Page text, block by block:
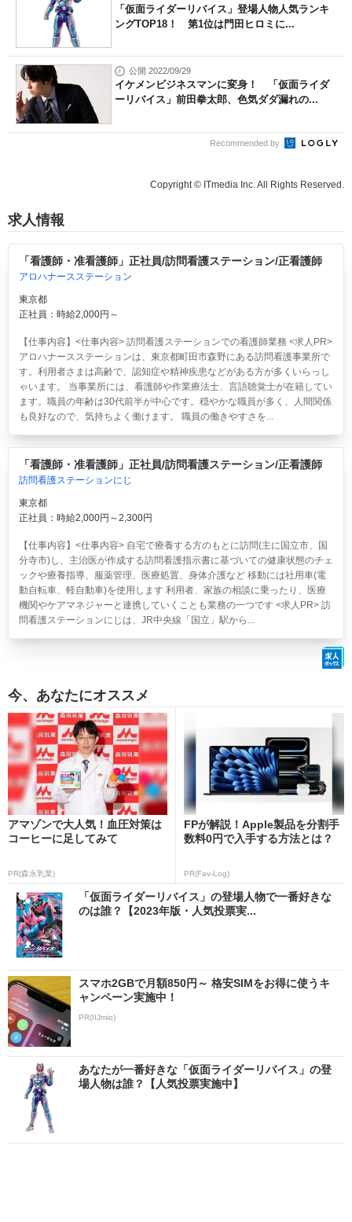
「仮面ライダーリバイス」登場人物人気ランキ
ングTOP18！ 第1位は門田ヒロミに...
公開 2022/09/29
イケメンビジネスマンに変身！ 「仮面ライダ
ーリバイス」前田拳太郎、色気ダダ漏れの...
Recommended by
Copyright © ITmedia Inc. All Rights Reserved.
求人情報
「看護師・准看護師」正社員/訪問看護ステーション/正看護師
アロハナースステーション
東京都
正社員：時給2,000円～
【仕事内容】<仕事内容> 訪問看護ステーションでの看護師業務 <求人PR>
アロハナースステーションは、東京都町田市森野にある訪問看護事業所で
す。利用者さまは高齢で、認知症や精神疾患などがある方が多くいらっし
ゃいます。 当事業所には、看護師や作業療法士、言語聴覚士が在籍してい
ます。職員の年齢は30代前半が中心です。穏やかな職員が多く、人間関係
も良好なので、気持ちよく働けます。 職員の働きやすさを...
「看護師・准看護師」正社員/訪問看護ステーション/正看護師
訪問看護ステーションにじ
東京都
正社員：時給2,000円～2,300円
【仕事内容】<仕事内容> 自宅で療養する方のもとに訪問(主に国立市、国
分寺市)し、主治医が作成する訪問看護指示書に基づいての健康状態のチェ
ックや療養指導、服薬管理、医療処置、身体介護など 移動には社用車(電
動自転車、軽自動車)を使用します 利用者、家族の相談に乗ったり、医療
機関やケアマネジャーと連携していくことも業務の一つです <求人PR> 訪
問看護ステーションにじは、JR中央線「国立」駅から...
今、あなたにオススメ
アマゾンで大人気！血圧対策は
コーヒーに足してみて
PR(森永乳業)
FPが解説！Apple製品を分割手
数料0円で入手する方法とは？
PR(Fav-Log)
「仮面ライダーリバイス」の登場人物で一番好きな
のは誰？【2023年版・人気投票実...
スマホ2GBで月額850円～ 格安SIMをお得に使うキ
ャンペーン実施中！
PR(IIJmio)
あなたが一番好きな「仮面ライダーリバイス」の登
場人物は誰？【人気投票実施中】